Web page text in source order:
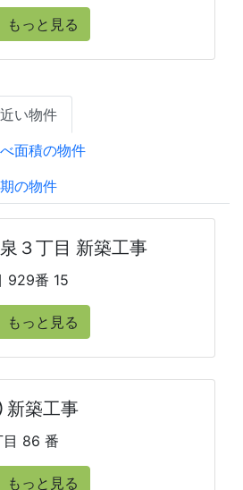
もっと見る
い物件
面積の物件
の物件
３丁目 新築工事
929番 15
もっと見る
築工事
目 86 番
もっと見る